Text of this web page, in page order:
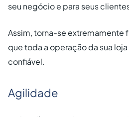
seu negócio e para seus
Assim, torna-se extremamente
que toda a operação da sua loja
confiável.
Agilidade